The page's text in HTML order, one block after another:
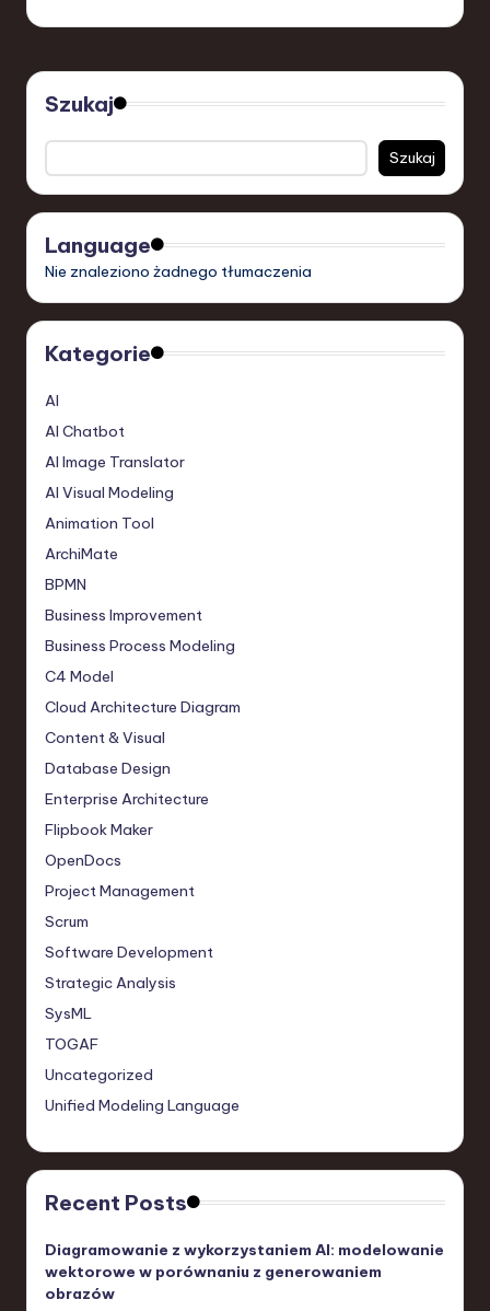
Szukaj
Szukaj
Language
Nie znaleziono żadnego tłumaczenia
Kategorie
AI
AI Chatbot
AI Image Translator
AI Visual Modeling
Animation Tool
ArchiMate
BPMN
Business Improvement
Business Process Modeling
C4 Model
Cloud Architecture Diagram
Content & Visual
Database Design
Enterprise Architecture
Flipbook Maker
OpenDocs
Project Management
Scrum
Software Development
Strategic Analysis
SysML
TOGAF
Uncategorized
Unified Modeling Language
Recent Posts
Diagramowanie z wykorzystaniem AI: modelowanie
wektorowe w porównaniu z generowaniem
obrazów